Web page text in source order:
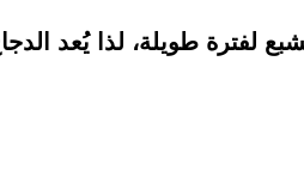
لفترة طويلة، لذا يُعد